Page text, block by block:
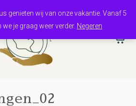
genieten wij van onze vakantie. Vanaf 5
je graag weer verder. Negeren